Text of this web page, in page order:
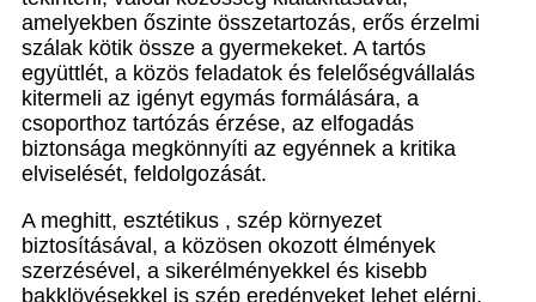
amelyekben őszinte összetartozás, erős érzelmi
szálak kötik össze a gyermekeket. A tartós
együttlét, a közös feladatok és felelőségvállalás
kitermeli az igényt egymás formálására, a
csoporthoz tartózás érzése, az elfogadás
biztonsága megkönnyíti az egyénnek a kritika
elviselését, feldolgozását.
A meghitt, esztétikus , szép környezet
biztosításával, a közösen okozott élmények
szerzésével, a sikerélményekkel és kisebb
bakklövésekkel is szép eredényeket lehet elérni.